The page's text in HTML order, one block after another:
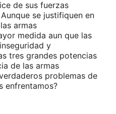
de sus fuerzas
se justifiquen en
armas
medida aun que las
y
tres grandes potencias
de las armas
problemas de
enfrentamos?